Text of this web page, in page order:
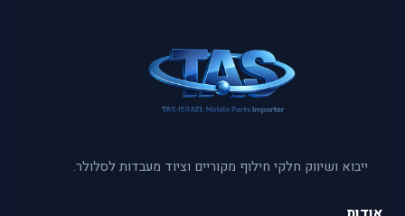
ייבוא ושיווק חלקי חילוף מקוריים וציוד מעבדות לסלולר.